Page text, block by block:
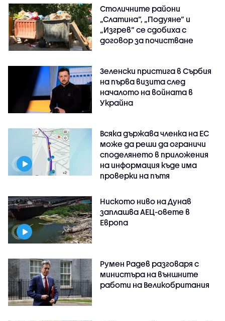
Столичните райони
„Слатина“, „Подуяне“ и
„Изгрев“ се сдобиха с
договор за почистване
Зеленски пристига в Сърбия
на първа визита след
началото на войната в
Украйна
Всяка държава членка на ЕС
може да реши да ограничи
споделянето в приложения
на информация къде има
проверки на пътя
Ниското ниво на Дунав
заплашва АЕЦ-овете в
Европа
Румен Радев разговаря с
министъра на външните
работи на Великобритания